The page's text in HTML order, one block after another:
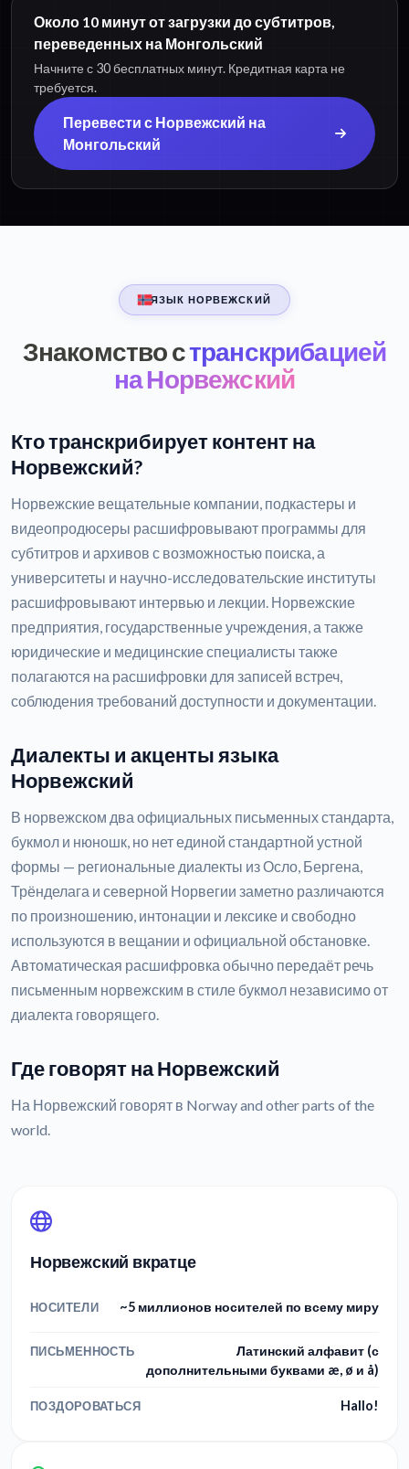
Около 10 минут от загрузки до субтитров,
переведенных на Монгольский
Начните с 30 бесплатных минут. Кредитная карта не
требуется.
Перевести с Норвежский на
Монгольский
ЯЗЫК НОРВЕЖСКИЙ
Знакомство странскрибацией
на Норвежский
Кто транскрибирует контент на
Норвежский?
Норвежские вещательные компании, подкастеры и
видеопродюсеры расшифровывают программы для
субтитров и архивов с возможностью поиска, а
университеты и научно-исследовательские институты
расшифровывают интервью и лекции. Норвежские
предприятия, государственные учреждения, а также
юридические и медицинские специалисты также
полагаются на расшифровки для записей встреч,
соблюдения требований доступности и документации.
Диалекты и акценты языка
Норвежский
В норвежском два официальных письменных стандарта,
букмол и нюношк, но нет единой стандартной устной
формы — региональные диалекты из Осло, Бергена,
Трёнделага и северной Норвегии заметно различаются
по произношению, интонации и лексике и свободно
используются в вещании и официальной обстановке.
Автоматическая расшифровка обычно передаёт речь
письменным норвежским в стиле букмол независимо от
диалекта говорящего.
Где говорят на Норвежский
На Норвежский говорят в Norway and other parts of the
world.
Норвежский вкратце
НОСИТЕЛИ ~5 миллионов носителей по всему миру
ПИСЬМЕННОСТЬ
Латинский алфавит (с
дополнительными буквами æ, ø и å)
ПОЗДОРОВАТЬСЯ Hallo!